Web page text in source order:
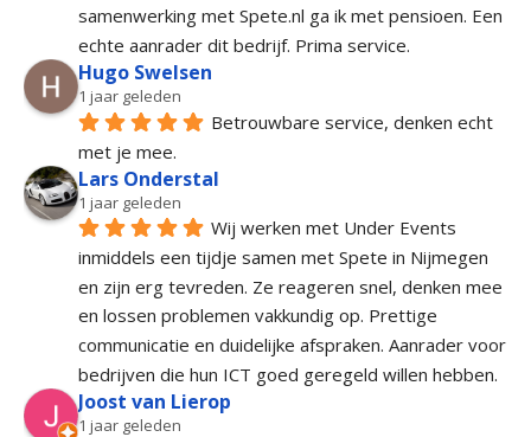
samenwerking met Spete.nl ga ik met pensioen. Een
echte aanrader dit bedrijf. Prima service.
Hugo Swelsen
1 jaar geleden
Betrouwbare service, denken echt
met je mee.
Lars Onderstal
1 jaar geleden
Wij werken met Under Events
inmiddels een tijdje samen met Spete in Nijmegen
en zijn erg tevreden. Ze reageren snel, denken mee
en lossen problemen vakkundig op. Prettige
communicatie en duidelijke afspraken. Aanrader voor
bedrijven die hun ICT goed geregeld willen hebben.
Joost van Lierop
1 jaar geleden